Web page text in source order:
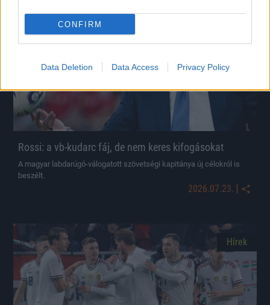
CONFIRM
Data Deletion Data Access Privacy Policy
Hírek
Rossi: a vb-kudarc fáj, de nem keres kifogásokat
A magyar labdarúgó-válogatott szövetségi kapitánya új célokról is
beszélt.
2026.07.23. |
Hírek